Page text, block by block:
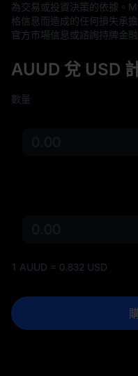
為交易或投資決策的依據。
格信息而造成的任何損失承
官方市場信息或諮詢持牌金
AUUD 兌 USD
數量
1 AUUD = 0.832 USD